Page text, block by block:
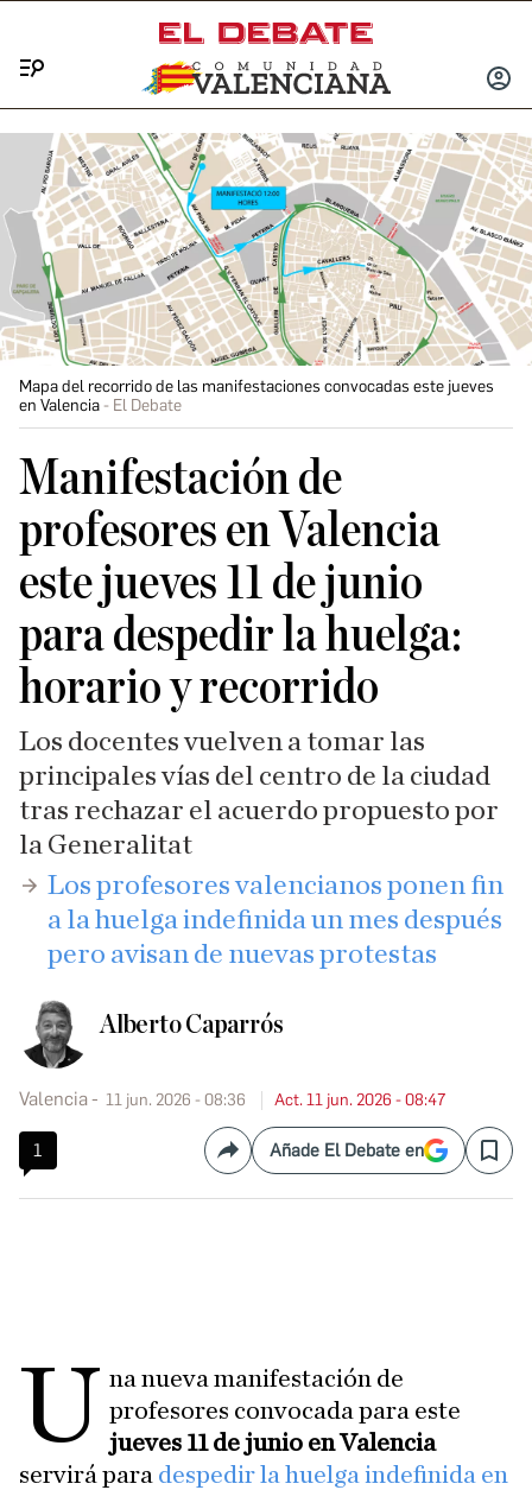
INICIAR
Mapa del recorrido de las manifestaciones convocadas este jueves
en Valencia
El Debate
Manifestación de
profesores en Valencia
este jueves 11 de junio
para despedir la huelga:
horario y recorrido
Los docentes vuelven a tomar las
principales vías del centro de la ciudad
tras rechazar el acuerdo propuesto por
la Generalitat
​Los profesores valencianos ponen fin
a la huelga indefinida un mes después
pero avisan de nuevas protestas
Alberto Caparrós
Valencia 11 jun. 2026 - 08:36 Act. 11 jun. 2026 - 08:47
1 CompartirAñade El Debate en Save
U na nueva manifestación de
profesores convocada para este
jueves 11 de junio en Valencia
servirá para despedir la huelga indefinida en